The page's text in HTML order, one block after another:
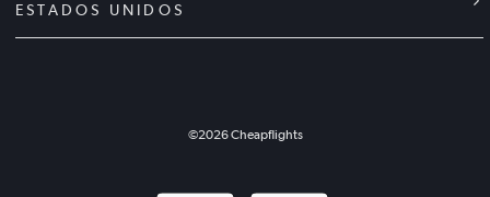
ESTADOS UNIDOS
©2026Cheapflights